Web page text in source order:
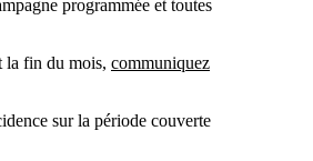
programmée et toutes
la fin du mois, communiquez
sur la période couverte